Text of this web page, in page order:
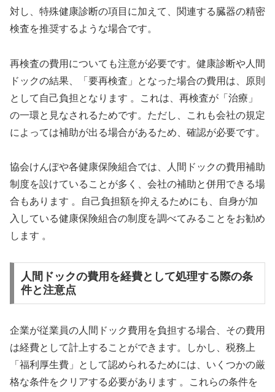
対し、特殊健康診断の項目に加えて、関連する臓器の精密
検査を推奨するような場合です。
再検査の費用についても注意が必要です。健康診断や人間
ドックの結果、「要再検査」となった場合の費用は、原則
として自己負担となります 。これは、再検査が「治療」
の一環と見なされるためです。ただし、これも会社の規定
によっては補助が出る場合があるため、確認が必要です。
協会けんぽや各健康保険組合では、人間ドックの費用補助
制度を設けていることが多く、会社の補助と併用できる場
合もあります 。自己負担額を抑えるためにも、自身が加
入している健康保険組合の制度を調べてみることをお勧め
します 。
人間ドックの費用を経費として処理する際の条
件と注意点
企業が従業員の人間ドック費用を負担する場合、その費用
は経費として計上することができます。しかし、税務上
「福利厚生費」として認められるためには、いくつかの厳
格な条件をクリアする必要があります 。これらの条件を